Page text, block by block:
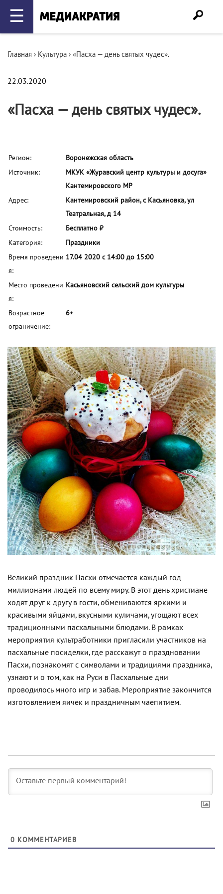
☰
Главная › Культура › «Пасха — день святых чудес».
22.03.2020
«Пасха — день святых чудес».
Регион:
Воронежская область
Источник:
МКУК «Журавский центр культуры и досуга»
Кантемировского МР
Адрес:
Кантемировский район, с Касьяновка, ул
Театральная, д 14
Стоимость:
Бесплатно ₽
Категория:
Праздники
Время проведени
я:
17.04 2020 с 14:00 до 15:00
Место проведени
я:
Касьяновский сельский дом культуры
Возрастное
ограничение:
6+
Великий праздник Пасхи отмечается каждый год
миллионами людей по всему миру. В этот день христиане
ходят друг к другу в гости, обмениваются яркими и
красивыми яйцами, вкусными куличами, угощают всех
традиционными пасхальными блюдами. В рамках
мероприятия культработники пригласили участников на
пасхальные посиделки, где расскажут о праздновании
Пасхи, познакомят с символами и традициями праздника,
узнают и о том, как на Руси в Пасхальные дни
проводилось много игр и забав. Мероприятие закончится
изготовлением яичек и праздничным чаепитием.
0 КОММЕНТАРИЕВ